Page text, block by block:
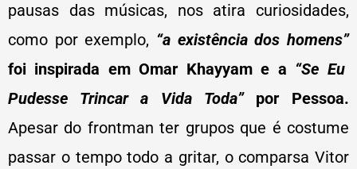
pausas das músicas, nos atira curiosidades,
como por exemplo, “a existência dos homens”
foi inspirada em Omar Khayyam e a “Se Eu
Pudesse Trincar a Vida Toda”por Pessoa.
Apesar do frontman ter grupos que é costume
passar o tempo todo a gritar, o comparsa Vitor